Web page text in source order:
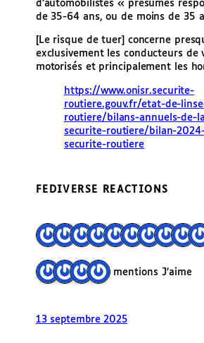
d’automobilistes « présumés
de 35-64 ans, ou de moins de 35
[Le risque de tuer] concerne
exclusivement les conducteurs de
motorisés et principalement les
https://www.onisr.securite-
routiere.gouv.fr/etat-de-
routiere/bilans-annuels-de-
securite-routiere/bilan-
securite-routiere
FEDIVERSE REACTIONS
4 mentions J’aime
13 septembre 2025